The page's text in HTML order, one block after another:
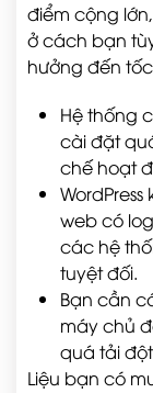
điểm cộng
ở cách bạn
hưởng đến
Hệ thống
cài đặt
chế hoạt
web có
các hệ
tuyệt đối.
Bạn cần
máy chủ
quá tải
Liệu bạn có